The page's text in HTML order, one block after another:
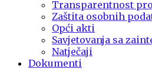
Transparentnost
Zaštita osobnih
Opći akti
Savjetovanja sa
Natječaji
Dokumenti